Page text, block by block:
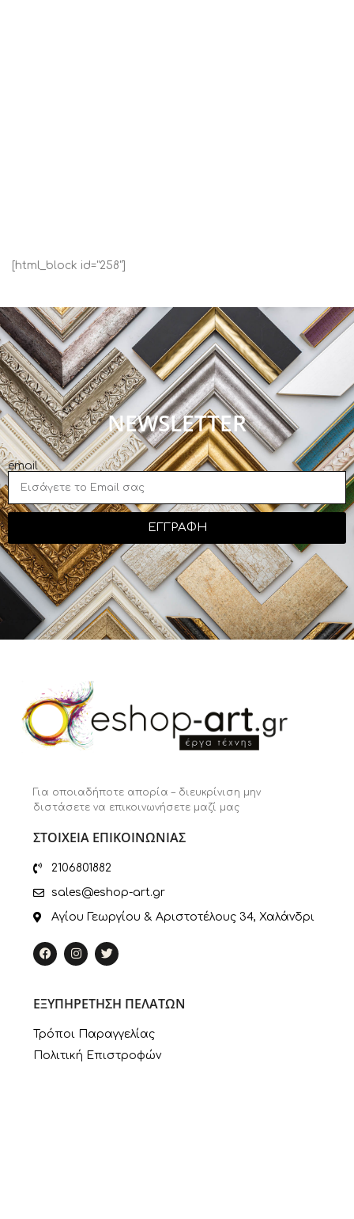
[html_block id="258"]
NEWSLETTER
email
ΕΓΓΡΑΦΗ
Για οποιαδήποτε απορία – διευκρίνιση μην
διστάσετε να επικοινωνήσετε μαζί μας
ΣΤΟΙΧΕΙΑ ΕΠΙΚΟΙΝΩΝΙΑΣ
2106801882
sales@eshop-art.gr
Αγίου Γεωργίου & Αριστοτέλους 34, Χαλάνδρι
ΕΞΥΠΗΡΕΤΗΣΗ ΠΕΛΑΤΩΝ
Τρόποι Παραγγελίας
Πολιτική Επιστροφών